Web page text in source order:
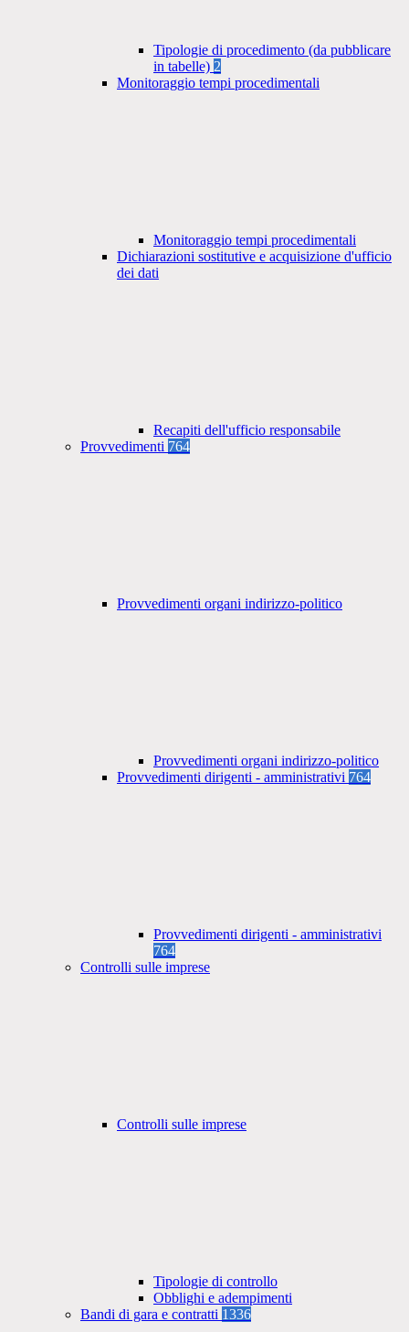
Tipologie di procedimento (da pubblicare
in tabelle) 2
Monitoraggio tempi procedimentali
Monitoraggio tempi procedimentali
Dichiarazioni sostitutive e acquisizione d'ufficio
dei dati
Recapiti dell'ufficio responsabile
Provvedimenti 764
Provvedimenti organi indirizzo-politico
Provvedimenti organi indirizzo-politico
Provvedimenti dirigenti - amministrativi 764
Provvedimenti dirigenti - amministrativi
764
Controlli sulle imprese
Controlli sulle imprese
Tipologie di controllo
Obblighi e adempimenti
Bandi di gara e contratti 1336